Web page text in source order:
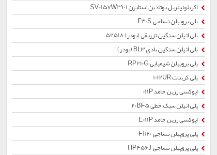
اکریلونیتریل بوتادین استایرن SV0157W2901
پلی پروپیلن نساجی F30S
پلی اتیلن سنگین تزریقی (پودر) 52518
پلی اتیلن سنگین بادی BL3 (پودر)
پلی پروپیلن شیمیایی RP210G
پلی کربنات 1012UR
اپوکسی رزین جامد 011P
پلی اتیلن سبک خطی 20BF5
اپوکسی رزین جامد E011P
پلی پروپیلن نساجی FI160
پلی پروپیلن نساجی HP456J